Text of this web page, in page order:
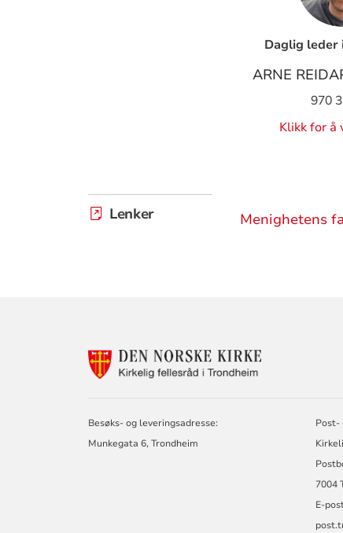
Daglig leder
ARNE
970
Klikk for å
Lenker Menighetens
TRONDHEIM
Besøks- og leveringsadresse:
Munkegata 6, Trondheim
Post-
7004
E-